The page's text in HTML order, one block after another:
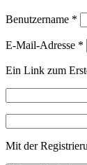
Benutzername *
E-Mail-Adresse *
Ein Link zum
Mit der